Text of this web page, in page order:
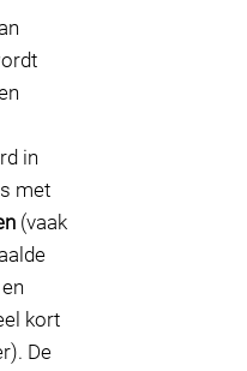
in
met
(vaak
kort
De